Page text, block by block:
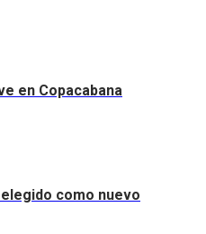
en Copacabana
como nuevo